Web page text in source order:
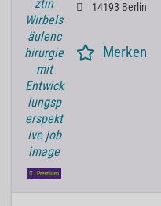
Premium
14193 Berlin
Merken